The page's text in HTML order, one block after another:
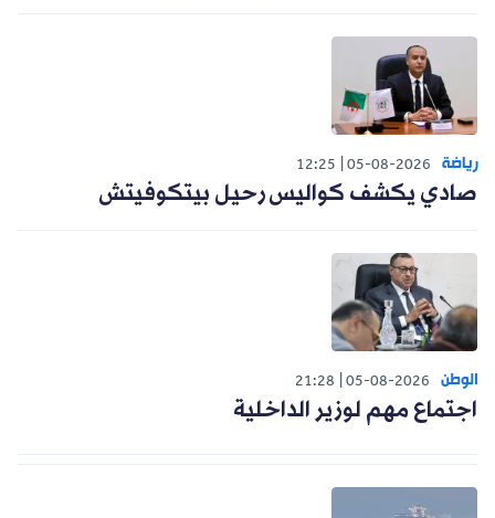
رياضة 05-08-2026
12:25
صادي يكشف كواليس رحيل بيتكوفيتش
الوطن 05-08-2026
21:28
اجتماع مهم لوزير الداخلية